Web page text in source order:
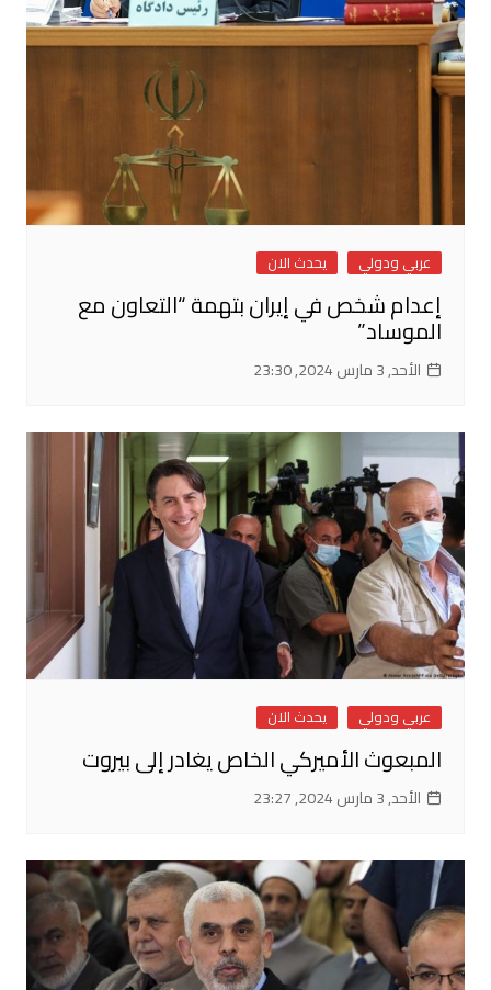
عربي ودولي يحدث الان
إعدام شخص في إيران بتهمة “التعاون مع
الموساد”
الأحد, 3 مارس 2024, 23:30
عربي ودولي يحدث الان
المبعوث الأميركي الخاص يغادر إلى بيروت
الأحد, 3 مارس 2024, 23:27